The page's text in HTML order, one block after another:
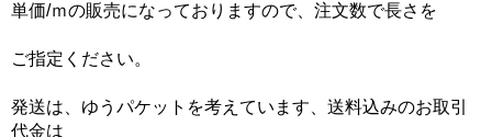
単価/ｍの販売になっておりますので、注文数で長さを
ご指定ください。
発送は、ゆうパケットを考えています、送料込みのお取引
代金は